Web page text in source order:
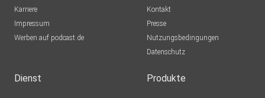
Karriere
Impressum
Werben auf podcast.de
Kontakt
Presse
Nutzungsbedingungen
Datenschutz
Dienst Produkte